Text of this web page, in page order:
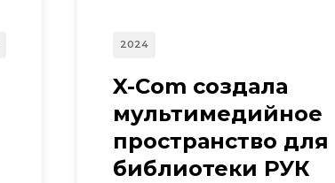
2024
X-Com создала
мультимедийное
пространство для
библиотеки РУК